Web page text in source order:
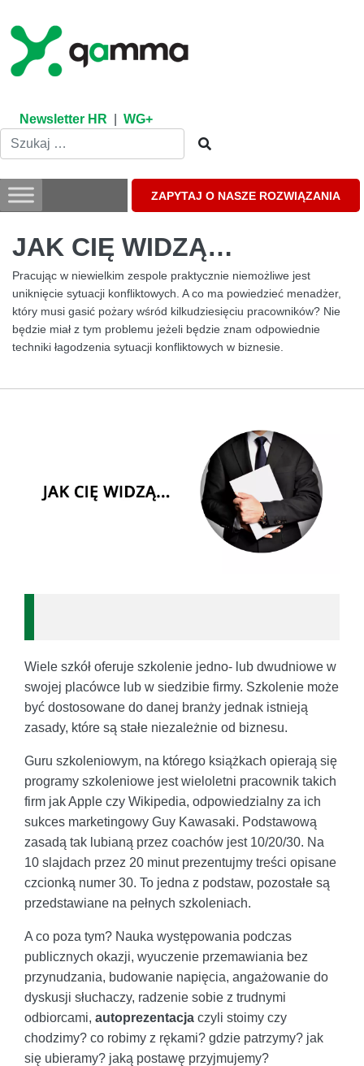
content
Newsletter HR WG+
ZAPYTAJ O NASZE ROZWIĄZANIA
JAK CIĘ WIDZĄ…
Pracując w niewielkim zespole praktycznie niemożliwe jest
uniknięcie sytuacji konfliktowych. A co ma powiedzieć menadżer,
który musi gasić pożary wśród kilkudziesięciu pracowników? Nie
będzie miał z tym problemu jeżeli będzie znam odpowiednie
techniki łagodzenia sytuacji konfliktowych w biznesie.
Wiele szkół oferuje szkolenie jedno- lub dwudniowe w
swojej placówce lub w siedzibie firmy. Szkolenie może
być dostosowane do danej branży jednak istnieją
zasady, które są stałe niezależnie od biznesu.
Guru szkoleniowym, na którego książkach opierają się
programy szkoleniowe jest wieloletni pracownik takich
firm jak Apple czy Wikipedia, odpowiedzialny za ich
sukces marketingowy Guy Kawasaki. Podstawową
zasadą tak lubianą przez coachów jest 10/20/30. Na
10 slajdach przez 20 minut prezentujmy treści opisane
czcionką numer 30. To jedna z podstaw, pozostałe są
przedstawiane na pełnych szkoleniach.
A co poza tym? Nauka występowania podczas
publicznych okazji, wyuczenie przemawiania bez
przynudzania, budowanie napięcia, angażowanie do
dyskusji słuchaczy, radzenie sobie z trudnymi
odbiorcami, autoprezentacja czyli stoimy czy
chodzimy? co robimy z rękami? gdzie patrzymy? jak
się ubieramy? jaką postawę przyjmujemy?